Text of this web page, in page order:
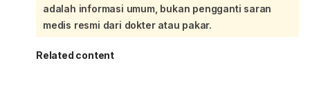
kental seperti susu/keju, dan area sekitar bisa
kemerahan atau bengkak.
Infeksi bakteri vagina: keputihan bisa putih, abu-abu,
atau kehijauan, sering disertai bau tidak sedap.
adalah informasi umum, bukan pengganti saran
medis resmi dari dokter atau pakar.
Related content